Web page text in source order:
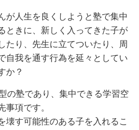
が人生を良くしようと塾で集中
ときに、新しく入ってきた子が
たり、先生に立てついたり、周
自我を通す行為を延々としてい
か？
の塾であり、集中できる学習空
事項です。
壊す可能性のある子を入れるこ